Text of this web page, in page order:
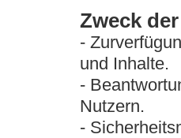
Zweck
-
und Inhalte.
-
Nutzern.
-